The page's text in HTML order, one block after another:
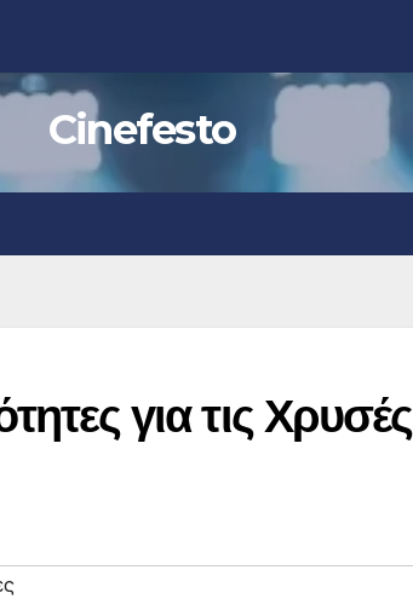
Cinefesto
για τις Χρυσές